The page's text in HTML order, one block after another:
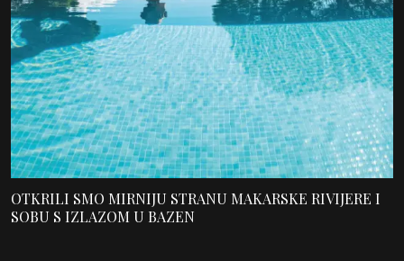
OTKRILI SMO MIRNIJU STRANU MAKARSKE RIVIJERE I
SOBU S IZLAZOM U BAZEN